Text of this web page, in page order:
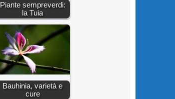
Piante sempreverdi:
la Tuia
Bauhinia, varietà e
cure